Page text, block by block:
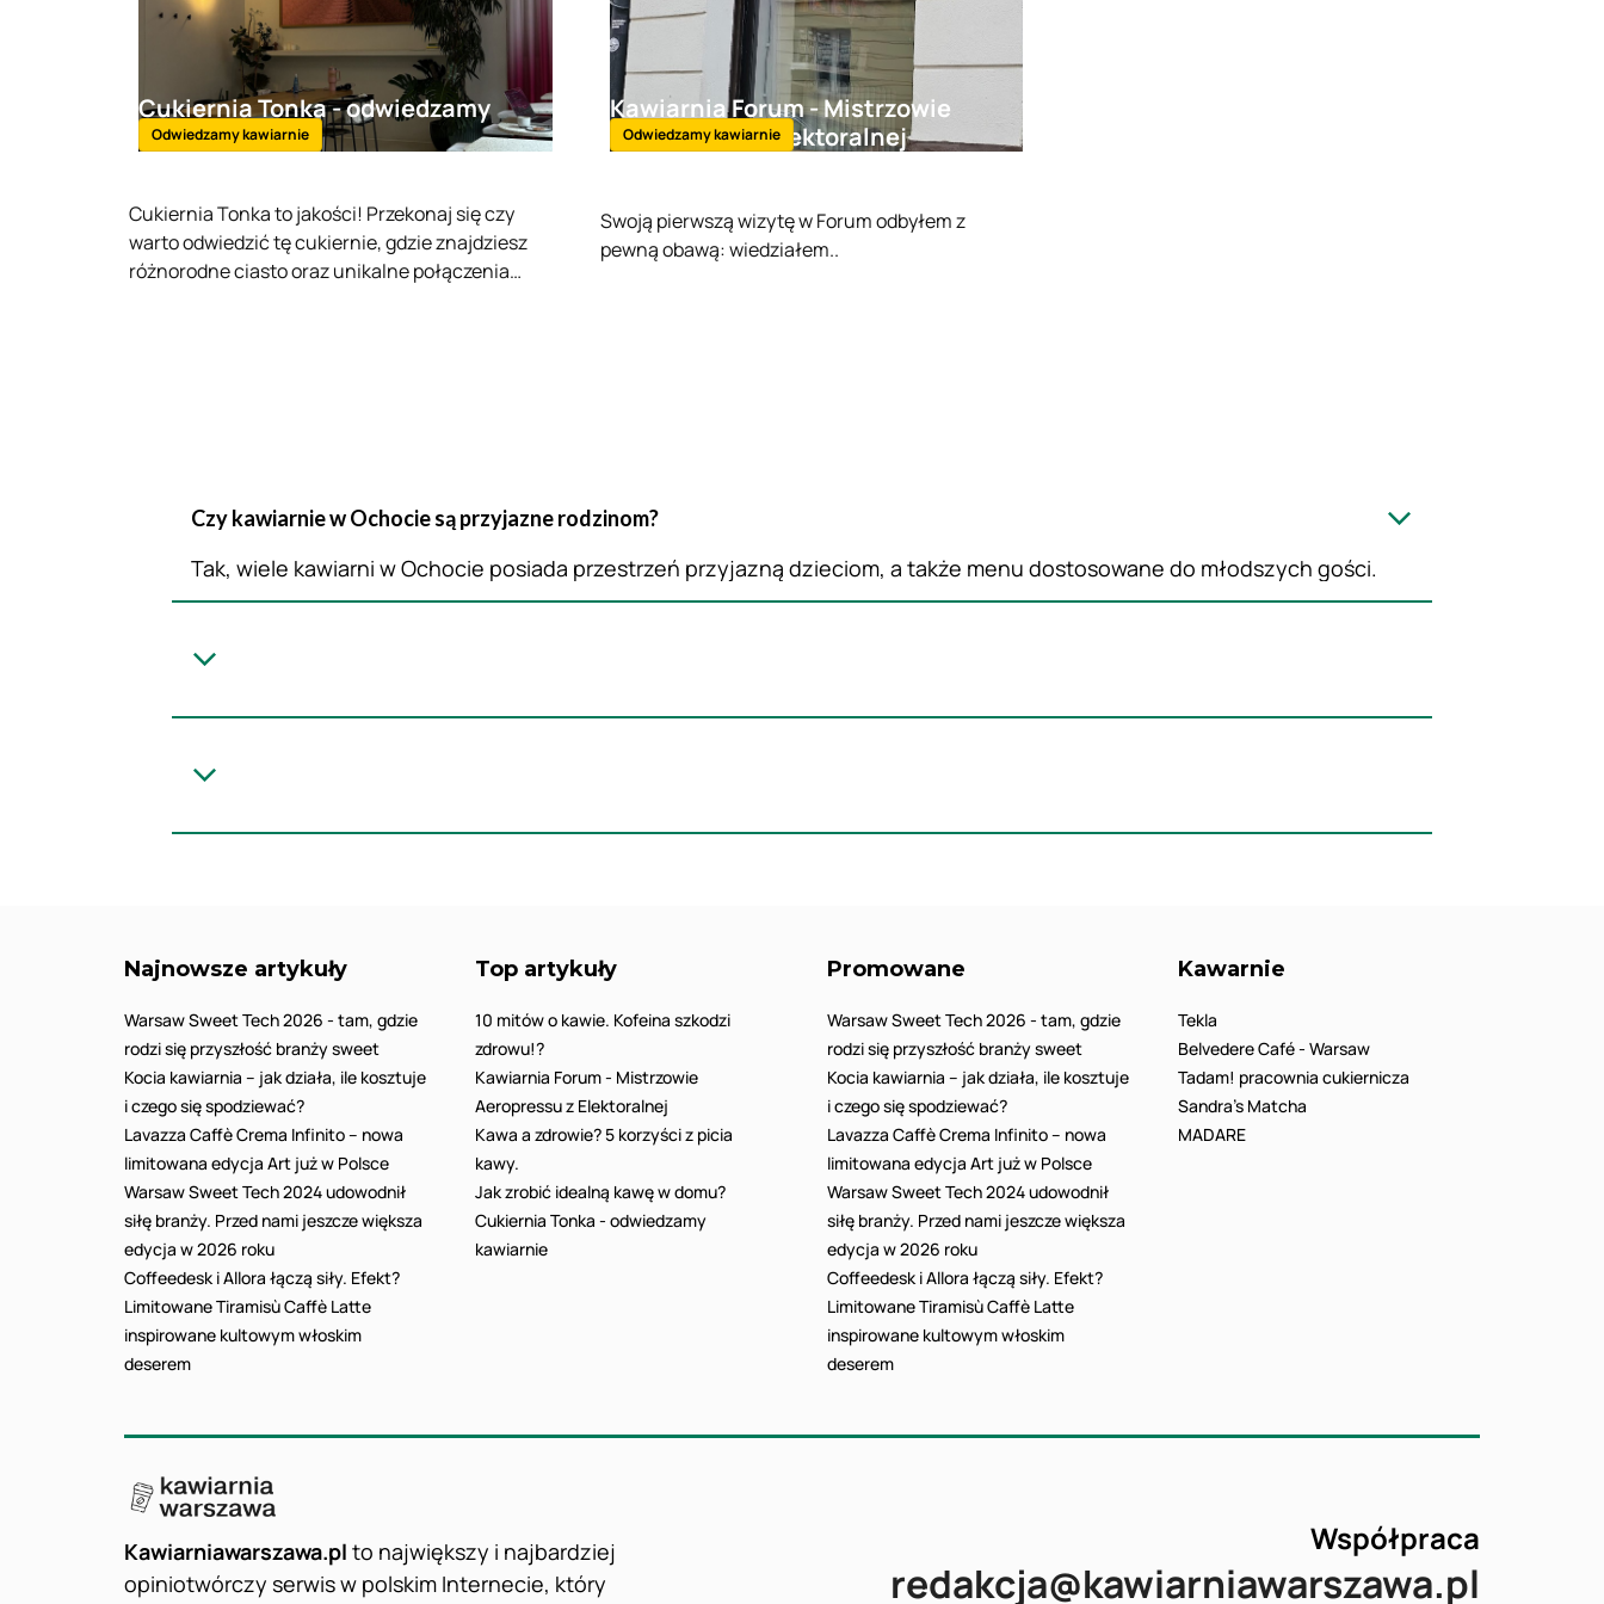
Cukiernia Tonka - odwiedzamy
kawiarnie
Odwiedzamy kawiarnie
Cukiernia Tonka to jakości! Przekonaj się czy
warto odwiedzić tę cukiernie, gdzie znajdziesz
różnorodne ciasto oraz unikalne połączenia
Kawiarnia Forum - Mistrzowie
Aeropressu z Elektoralnej
Odwiedzamy kawiarnie
Swoją pierwszą wizytę w Forum odbyłem z
pewną obawą: wiedziałem..
Czy kawiarnie w Ochocie są przyjazne rodzinom?
Tak, wiele kawiarni w Ochocie posiada przestrzeń przyjazną dzieciom, a także menu dostosowane do młodszych gości.
Najnowsze artykuły
Warsaw Sweet Tech 2026 - tam, gdzie
rodzi się przyszłość branży sweet
Kocia kawiarnia – jak działa, ile kosztuje
i czego się spodziewać?
Lavazza Caffè Crema Infinito – nowa
limitowana edycja Art już w Polsce
Warsaw Sweet Tech 2024 udowodnił
siłę branży. Przed nami jeszcze większa
edycja w 2026 roku
Coffeedesk i Allora łączą siły. Efekt?
Limitowane Tiramisù Caffè Latte
inspirowane kultowym włoskim
deserem
Top artykuły
10 mitów o kawie. Kofeina szkodzi
zdrowu!?
Kawiarnia Forum - Mistrzowie
Aeropressu z Elektoralnej
Kawa a zdrowie? 5 korzyści z picia
kawy.
Jak zrobić idealną kawę w domu?
Cukiernia Tonka - odwiedzamy
kawiarnie
Promowane
Warsaw Sweet Tech 2026 - tam, gdzie
rodzi się przyszłość branży sweet
Kocia kawiarnia – jak działa, ile kosztuje
i czego się spodziewać?
Lavazza Caffè Crema Infinito – nowa
limitowana edycja Art już w Polsce
Warsaw Sweet Tech 2024 udowodnił
siłę branży. Przed nami jeszcze większa
edycja w 2026 roku
Coffeedesk i Allora łączą siły. Efekt?
Limitowane Tiramisù Caffè Latte
inspirowane kultowym włoskim
deserem
Kawarnie
Tekla
Belvedere Café - Warsaw
Tadam! pracownia cukiernicza
Sandra’s Matcha
MADARE
Kawiarniawarszawa.pl to największy i najbardziej
opiniotwórczy serwis w polskim Internecie, który
Współpraca
redakcja@kawiarniawarszawa.pl